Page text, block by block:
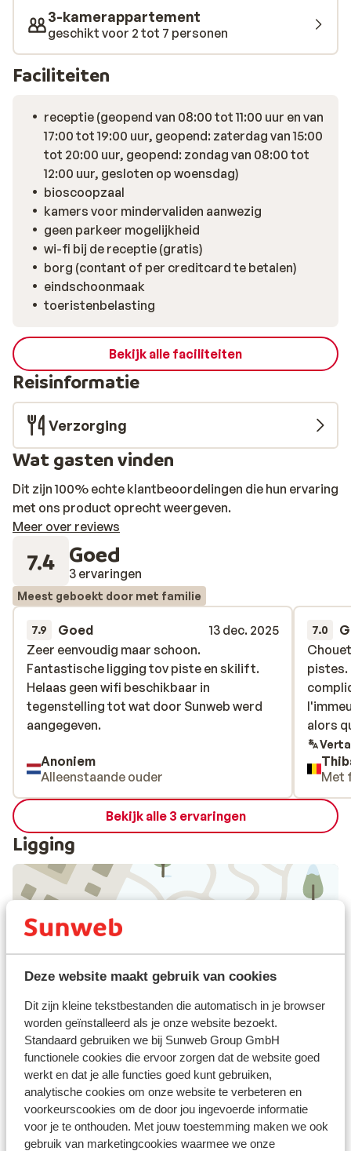
Deze website maakt gebruik van cookies
Dit zijn kleine tekstbestanden die automatisch in je browser
worden geïnstalleerd als je onze website bezoekt.
Standaard gebruiken we bij Sunweb Group GmbH
functionele cookies die ervoor zorgen dat de website goed
werkt en dat je alle functies goed kunt gebruiken,
analytische cookies om onze website te verbeteren en
voorkeurscookies om de door jou ingevoerde informatie
voor je te onthouden. Met jouw toestemming maken we ook
gebruik van marketingcookies waarmee we onze
dorpskern ligt op een sneeuwbalworp afstand van de
résidence. Deze knusse appartementen zijn mede door
de schitterende locatie een echte aanrader!
3-kamerappartement
geschikt voor 2 tot 7 personen
Faciliteiten
receptie (geopend van 08:00 tot 11:00 uur en van
17:00 tot 19:00 uur, geopend: zaterdag van 15:00
tot 20:00 uur, geopend: zondag van 08:00 tot
12:00 uur, gesloten op woensdag)
bioscoopzaal
kamers voor mindervaliden aanwezig
geen parkeer mogelijkheid
wi-fi bij de receptie (gratis)
borg (contant of per creditcard te betalen)
eindschoonmaak
toeristenbelasting
Bekijk alle faciliteiten
Reisinformatie
Verzorging
Wat gasten vinden
Dit zijn 100% echte klantbeoordelingen die hun ervaring
met ons product oprecht weergeven.
Meer over reviews
7.4 Goed
3 ervaringen
Meest geboekt door met familie
7.9 Goed
13 dec. 2025
Zeer eenvoudig maar schoon.
Fantastische ligging tov piste en skilift.
Helaas geen wifi beschikbaar in
tegenstelling tot wat door Sunweb werd
aangegeven.
Zeer eenvoudig maar schoon.
Fantastische ligging tov piste en skilift.
Helaas geen wifi beschikbaar in
tegenstelling tot wat door Sunweb werd
aangegeven.
Anoniem
Alleenstaande ouder
7.0
pistes.
alors
pistes.
alors
Met
Bekijk alle 3 ervaringen
Ligging
Afstanden
Centrum: 200 m
Treinstation saint michel valloire: 17 km
Skipiste: 200 m
Skipas, -les en verhuur